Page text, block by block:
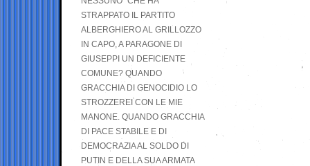
STRAPPATO IL PARTITO
ALBERGHIERO AL GRILLOZZO
IN CAPO, A PARAGONE DI
GIUSEPPI UN DEFICIENTE
COMUNE? QUANDO
GRACCHIA DI GENOCIDIO LO
STROZZEREI CON LE MIE
MANONE. QUANDO GRACCHIA
DI PACE STABILE E DI
DEMOCRAZIA AL SOLDO DI
PUTIN E DELLA SUA ARMATA